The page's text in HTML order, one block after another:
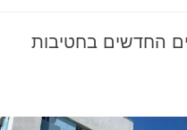
החדשים בחטיבות